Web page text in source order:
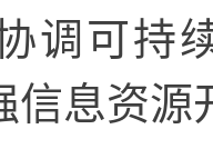
调可持
信息资